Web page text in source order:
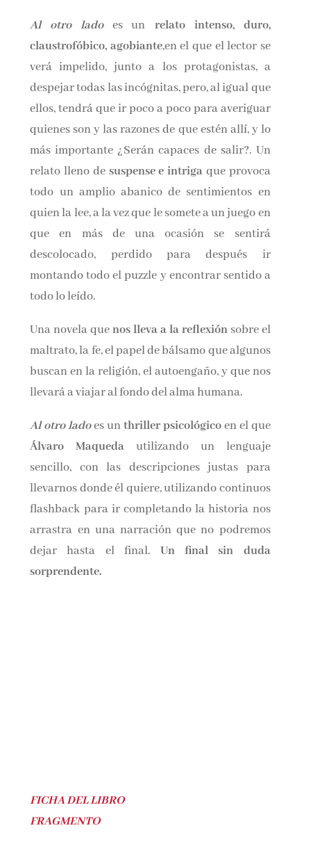
Al otro ladoes un relato intenso, duro,
claustrofóbico, agobiante,en el que el lector se
verá impelido, junto a los protagonistas, a
despejar todas las incógnitas, pero, al igual que
ellos, tendrá que ir poco a poco para averiguar
quienes son y las razones de que estén allí, y lo
más importante ¿Serán capaces de salir?. Un
relato lleno desuspense e intriga que provoca
todo un amplio abanico de sentimientos en
quien la lee, a la vez que le somete a un juego en
que en más de una ocasión se sentirá
descolocado, perdido para después ir
montando todo el puzzle y encontrar sentido a
todo lo leído.
Una novela quenos lleva a la reflexiónsobre el
maltrato, la fe, el papel de bálsamo que algunos
buscan en la religión, el autoengaño, y que nos
llevará a viajar al fondo del alma humana.
Al otro ladoes unthriller psicológicoen el que
Álvaro Maqueda utilizando un lenguaje
sencillo, con las descripciones justas para
llevarnos donde él quiere, utilizando continuos
flashback para ir completando la historia nos
arrastra en una narración que no podremos
dejar hasta el final.Un final sin duda
sorprendente.
FICHA DEL LIBRO
FRAGMENTO